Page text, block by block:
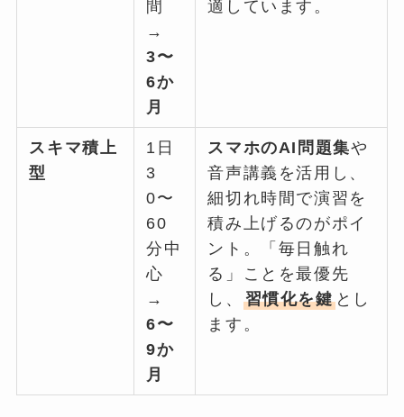
間
→
3〜
6か
月
適しています。
スキマ積上
型
1日
3
0〜
60
分中
心
→
6〜
9か
月
スマホのAI問題集や
音声講義を活用し、
細切れ時間で演習を
積み上げるのがポイ
ント。「毎日触れ
る」ことを最優先
し、 習慣化を鍵とし
ます。